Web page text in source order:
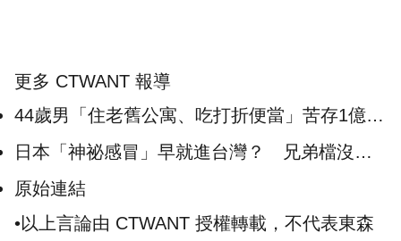
更多 CTWANT 報導
44歲男「住老舊公寓、吃打折便當」苦存1億
險孤獨死才驚覺毫無意義
日本「神祕感冒」早就進台灣？ 兄弟檔沒出
國也高燒狂咳
原始連結
•以上言論由 CTWANT 授權轉載，不代表東森